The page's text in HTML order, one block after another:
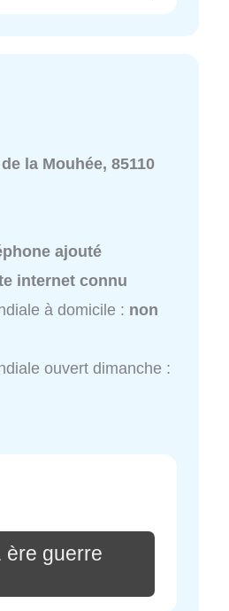
la Mouhée, 85110
ajouté
internet connu
à domicile : non
ouvert dimanche :
ère guerre